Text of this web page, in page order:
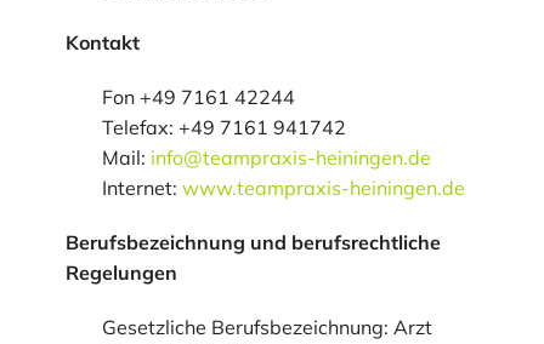
Kontakt
Fon +49 7161 42244
Telefax: +49 7161 941742
Mail: info@teampraxis-heiningen.de
Internet: www.teampraxis-heiningen.de
Berufsbezeichnung und berufsrechtliche
Regelungen
Gesetzliche Berufsbezeichnung: Arzt